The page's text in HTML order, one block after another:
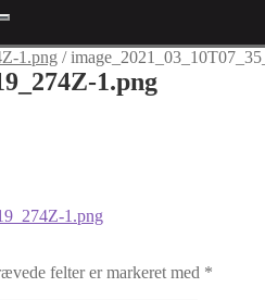
1.png /
1.png
1.png
felter er markeret med *